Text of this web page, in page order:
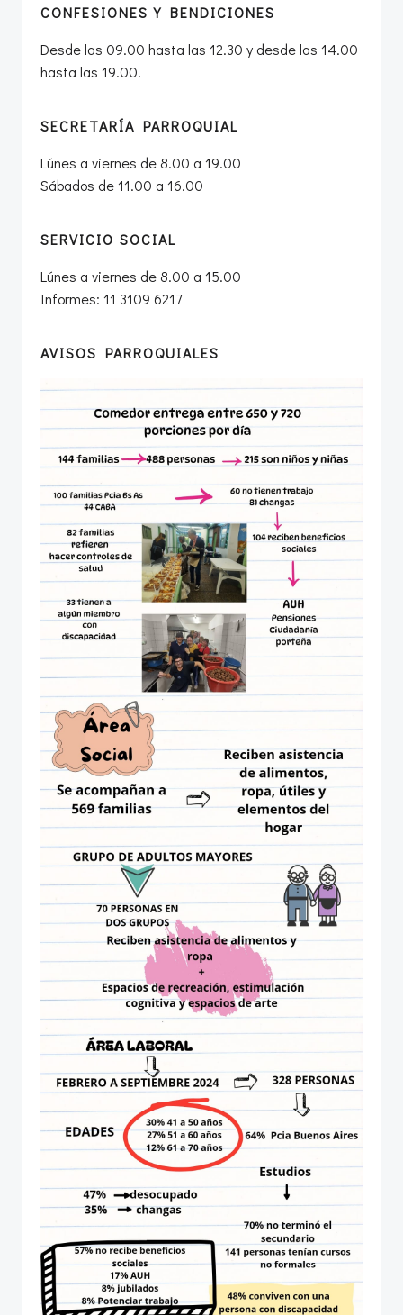
CONFESIONES Y BENDICIONES
Desde las 09.00 hasta las 12.30 y desde las 14.00
hasta las 19.00.
SECRETARÍA PARROQUIAL
Lúnes a viernes de 8.00 a 19.00
Sábados de 11.00 a 16.00
SERVICIO SOCIAL
Lúnes a viernes de 8.00 a 15.00
Informes: 11 3109 6217
AVISOS PARROQUIALES